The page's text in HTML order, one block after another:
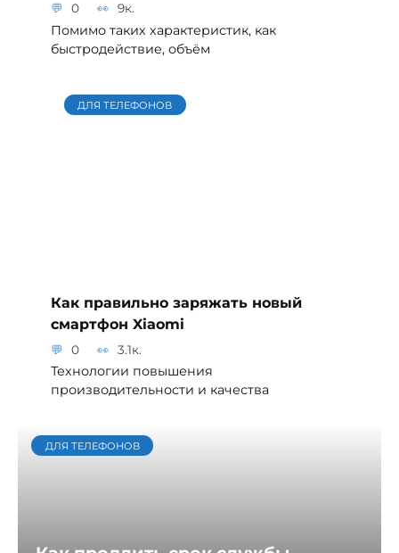
0 9к.
Помимо таких характеристик, как
быстродействие, объём
ДЛЯ ТЕЛЕФОНОВ
Как правильно заряжать новый
смартфон Xiaomi
0 3.1к.
Технологии повышения
производительности и качества
ДЛЯ ТЕЛЕФОНОВ